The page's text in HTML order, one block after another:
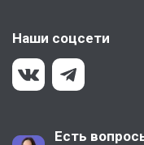
Наши соцсети
Есть